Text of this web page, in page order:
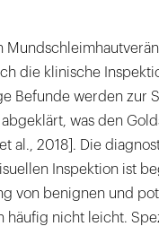
die klinische
Befunde werden zur
was den
al., 2018]. Die
Inspektion ist
von benignen und
häufig nicht leicht.